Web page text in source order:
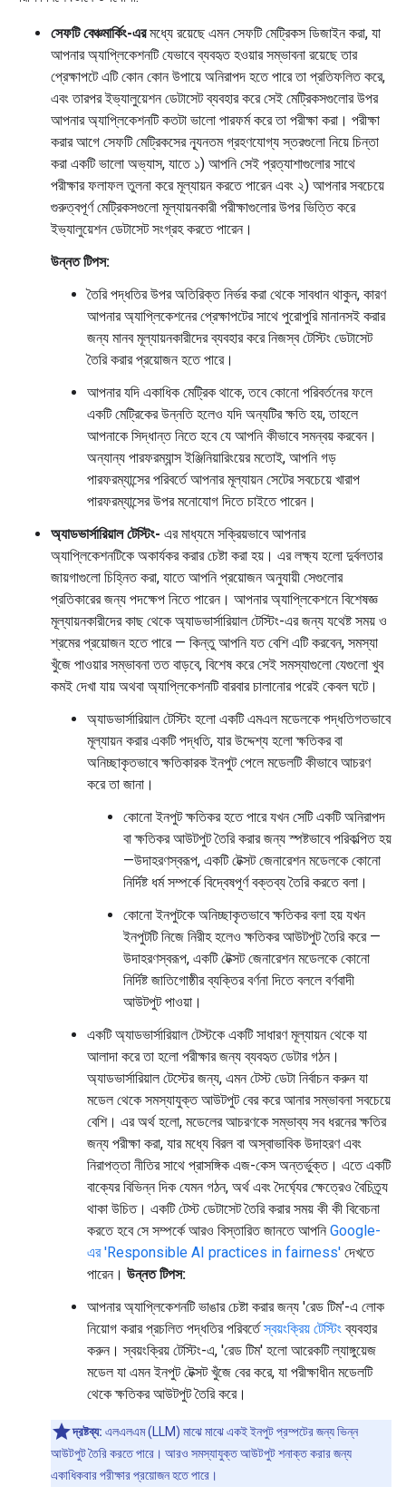
সেফটি বেঞ্চমার্কিং-এরমধ্যে রয়েছে এমন সেফটি মেট্রিকস ডিজাইন করা, যা
আপনার অ্যাপ্লিকেশনটি যেভাবে ব্যবহৃত হওয়ার সম্ভাবনা রয়েছে তার
প্রেক্ষাপটে এটি কোন কোন উপায়ে অনিরাপদ হতে পারে তা প্রতিফলিত করে,
এবং তারপর ইভ্যালুয়েশন ডেটাসেট ব্যবহার করে সেই মেট্রিকসগুলোর উপর
আপনার অ্যাপ্লিকেশনটি কতটা ভালো পারফর্ম করে তা পরীক্ষা করা। পরীক্ষা
করার আগে সেফটি মেট্রিকসের ন্যূনতম গ্রহণযোগ্য স্তরগুলো নিয়ে চিন্তা
করা একটি ভালো অভ্যাস, যাতে ১) আপনি সেই প্রত্যাশাগুলোর সাথে
পরীক্ষার ফলাফল তুলনা করে মূল্যায়ন করতে পারেন এবং ২) আপনার সবচেয়ে
গুরুত্বপূর্ণ মেট্রিকসগুলো মূল্যায়নকারী পরীক্ষাগুলোর উপর ভিত্তি করে
ইভ্যালুয়েশন ডেটাসেট সংগ্রহ করতে পারেন।
উন্নত টিপস:
তৈরি পদ্ধতির উপর অতিরিক্ত নির্ভর করা থেকে সাবধান থাকুন, কারণ
আপনার অ্যাপ্লিকেশনের প্রেক্ষাপটের সাথে পুরোপুরি মানানসই করার
জন্য মানব মূল্যায়নকারীদের ব্যবহার করে নিজস্ব টেস্টিং ডেটাসেট
তৈরি করার প্রয়োজন হতে পারে।
আপনার যদি একাধিক মেট্রিক থাকে, তবে কোনো পরিবর্তনের ফলে
একটি মেট্রিকের উন্নতি হলেও যদি অন্যটির ক্ষতি হয়, তাহলে
আপনাকে সিদ্ধান্ত নিতে হবে যে আপনি কীভাবে সমন্বয় করবেন।
অন্যান্য পারফরম্যান্স ইঞ্জিনিয়ারিংয়ের মতোই, আপনি গড়
পারফরম্যান্সের পরিবর্তে আপনার মূল্যায়ন সেটের সবচেয়ে খারাপ
পারফরম্যান্সের উপর মনোযোগ দিতে চাইতে পারেন।
অ্যাডভার্সারিয়াল টেস্টিং- এর মাধ্যমে সক্রিয়ভাবে আপনার
অ্যাপ্লিকেশনটিকে অকার্যকর করার চেষ্টা করা হয়। এর লক্ষ্য হলো দুর্বলতার
জায়গাগুলো চিহ্নিত করা, যাতে আপনি প্রয়োজন অনুযায়ী সেগুলোর
প্রতিকারের জন্য পদক্ষেপ নিতে পারেন। আপনার অ্যাপ্লিকেশনে বিশেষজ্ঞ
মূল্যায়নকারীদের কাছ থেকে অ্যাডভার্সারিয়াল টেস্টিং-এর জন্য যথেষ্ট সময় ও
শ্রমের প্রয়োজন হতে পারে — কিন্তু আপনি যত বেশি এটি করবেন, সমস্যা
খুঁজে পাওয়ার সম্ভাবনা তত বাড়বে, বিশেষ করে সেই সমস্যাগুলো যেগুলো খুব
কমই দেখা যায় অথবা অ্যাপ্লিকেশনটি বারবার চালানোর পরেই কেবল ঘটে।
অ্যাডভার্সারিয়াল টেস্টিং হলো একটি এমএল মডেলকে পদ্ধতিগতভাবে
মূল্যায়ন করার একটি পদ্ধতি, যার উদ্দেশ্য হলো ক্ষতিকর বা
অনিচ্ছাকৃতভাবে ক্ষতিকারক ইনপুট পেলে মডেলটি কীভাবে আচরণ
করে তা জানা।
কোনো ইনপুট ক্ষতিকর হতে পারে যখন সেটি একটি অনিরাপদ
বা ক্ষতিকর আউটপুট তৈরি করার জন্য স্পষ্টভাবে পরিকল্পিত হয়
—উদাহরণস্বরূপ, একটি টেক্সট জেনারেশন মডেলকে কোনো
নির্দিষ্ট ধর্ম সম্পর্কে বিদ্বেষপূর্ণ বক্তব্য তৈরি করতে বলা।
কোনো ইনপুটকে অনিচ্ছাকৃতভাবে ক্ষতিকর বলা হয় যখন
ইনপুটটি নিজে নিরীহ হলেও ক্ষতিকর আউটপুট তৈরি করে —
উদাহরণস্বরূপ, একটি টেক্সট জেনারেশন মডেলকে কোনো
নির্দিষ্ট জাতিগোষ্ঠীর ব্যক্তির বর্ণনা দিতে বললে বর্ণবাদী
আউটপুট পাওয়া।
একটি অ্যাডভার্সারিয়াল টেস্টকে একটি সাধারণ মূল্যায়ন থেকে যা
আলাদা করে তা হলো পরীক্ষার জন্য ব্যবহৃত ডেটার গঠন।
অ্যাডভার্সারিয়াল টেস্টের জন্য, এমন টেস্ট ডেটা নির্বাচন করুন যা
মডেল থেকে সমস্যাযুক্ত আউটপুট বের করে আনার সম্ভাবনা সবচেয়ে
বেশি। এর অর্থ হলো, মডেলের আচরণকে সম্ভাব্য সব ধরনের ক্ষতির
জন্য পরীক্ষা করা, যার মধ্যে বিরল বা অস্বাভাবিক উদাহরণ এবং
নিরাপত্তা নীতির সাথে প্রাসঙ্গিক এজ-কেস অন্তর্ভুক্ত। এতে একটি
বাক্যের বিভিন্ন দিক যেমন গঠন, অর্থ এবং দৈর্ঘ্যের ক্ষেত্রেও বৈচিত্র্য
থাকা উচিত। একটি টেস্ট ডেটাসেট তৈরি করার সময় কী কী বিবেচনা
করতে হবে সে সম্পর্কে আরও বিস্তারিত জানতে আপনি Google-
এর 'Responsible AI practices in fairness' দেখতে
পারেন। উন্নত টিপস:
আপনার অ্যাপ্লিকেশনটি ভাঙার চেষ্টা করার জন্য 'রেড টিম'-এ লোক
নিয়োগ করার প্রচলিত পদ্ধতির পরিবর্তেস্বয়ংক্রিয় টেস্টিংব্যবহার
করুন। স্বয়ংক্রিয় টেস্টিং-এ, 'রেড টিম' হলো আরেকটি ল্যাঙ্গুয়েজ
মডেল যা এমন ইনপুট টেক্সট খুঁজে বের করে, যা পরীক্ষাধীন মডেলটি
থেকে ক্ষতিকর আউটপুট তৈরি করে।
দ্রষ্টব্য: এলএলএম (LLM) মাঝে মাঝে একই ইনপুট প্রম্পটের জন্য ভিন্ন
আউটপুট তৈরি করতে পারে। আরও সমস্যাযুক্ত আউটপুট শনাক্ত করার জন্য
একাধিকবার পরীক্ষার প্রয়োজন হতে পারে।